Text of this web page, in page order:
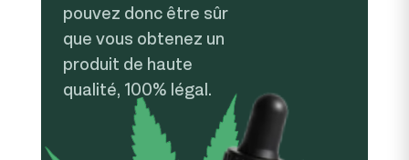
pouvez donc être sûr
que vous obtenez un
produit de haute
qualité, 100% légal.